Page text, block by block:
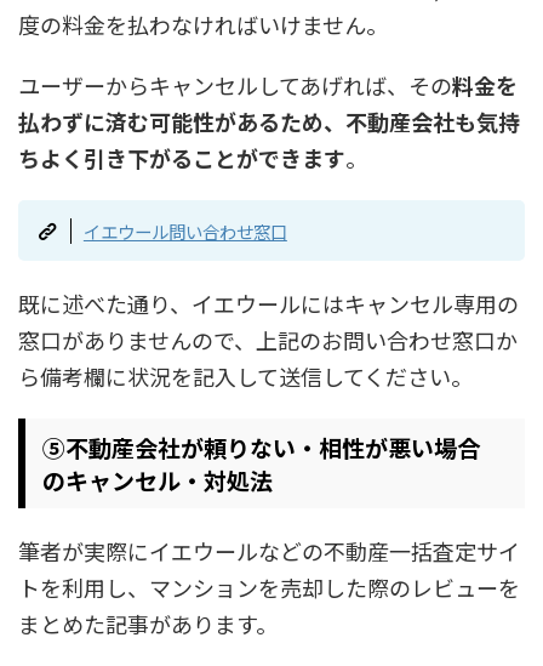
度の料金を払わなければいけません。
ユーザーからキャンセルしてあげれば、その料金を
払わずに済む可能性があるため、不動産会社も気持
ちよく引き下がることができます。
イエウール問い合わせ窓口
既に述べた通り、イエウールにはキャンセル専用の
窓口がありませんので、上記のお問い合わせ窓口か
ら備考欄に状況を記入して送信してください。
⑤不動産会社が頼りない・相性が悪い場合
のキャンセル・対処法
筆者が実際にイエウールなどの不動産一括査定サイ
トを利用し、マンションを売却した際のレビューを
まとめた記事があります。